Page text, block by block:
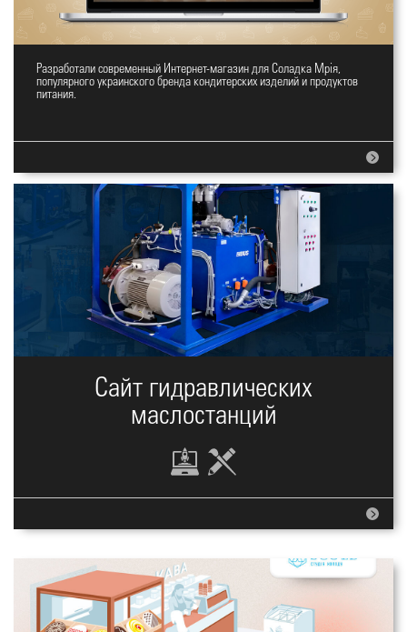
Интернет-магазин Солодка Мрія
Разработали современный Интернет-магазин для Соладка Мрія,
популярного украинского бренда кондитерских изделий и продуктов
питания.
Сайт гидравлических
маслостанций